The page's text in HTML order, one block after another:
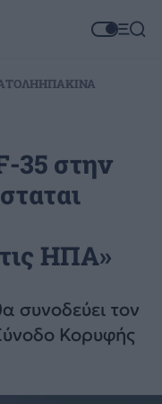
ΗΠΑΚΙΝΑ
35 στην
ΗΠΑ»
συνοδεύει τον
Κορυφής